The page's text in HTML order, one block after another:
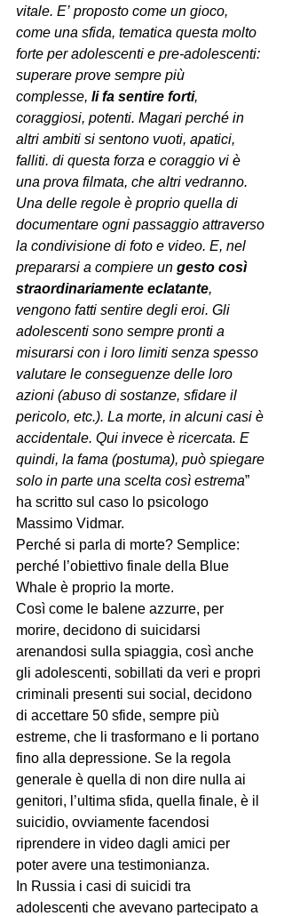
vitale. E’ proposto come un gioco,
come una sfida, tematica questa molto
forte per adolescenti e pre-adolescenti:
superare prove sempre più
complesse, li fa sentire forti,
coraggiosi, potenti. Magari perché in
altri ambiti si sentono vuoti, apatici,
falliti. di questa forza e coraggio vi è
una prova filmata, che altri vedranno.
Una delle regole è proprio quella di
documentare ogni passaggio attraverso
la condivisione di foto e video. E, nel
prepararsi a compiere un gesto così
straordinariamente eclatante,
vengono fatti sentire degli eroi. Gli
adolescenti sono sempre pronti a
misurarsi con i loro limiti senza spesso
valutare le conseguenze delle loro
azioni (abuso di sostanze, sfidare il
pericolo, etc.). La morte, in alcuni casi è
accidentale. Qui invece è ricercata. E
quindi, la fama (postuma), può spiegare
solo in parte una scelta così estrema”
ha scritto sul caso lo psicologo
Massimo Vidmar.
Perché si parla di morte? Semplice:
perché l’obiettivo finale della Blue
Whale è proprio la morte.
Così come le balene azzurre, per
morire, decidono di suicidarsi
arenandosi sulla spiaggia, così anche
gli adolescenti, sobillati da veri e propri
criminali presenti sui social, decidono
di accettare 50 sfide, sempre più
estreme, che li trasformano e li portano
fino alla depressione. Se la regola
generale è quella di non dire nulla ai
genitori, l’ultima sfida, quella finale, è il
suicidio, ovviamente facendosi
riprendere in video dagli amici per
poter avere una testimonianza.
In Russia i casi di suicidi tra
adolescenti che avevano partecipato a